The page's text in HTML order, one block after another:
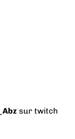
sur twitch